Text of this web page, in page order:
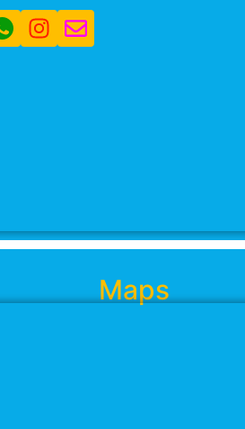
Maps